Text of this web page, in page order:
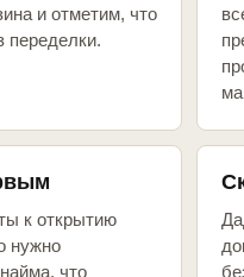
и отметим, что
переделки.
к открытию
нужно
что